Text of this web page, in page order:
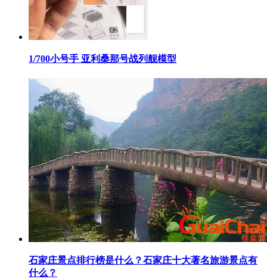
​1/700小号手 亚利桑那号战列舰模型
​石家庄景点排行榜是什么？石家庄十大著名旅游景点有
什么？